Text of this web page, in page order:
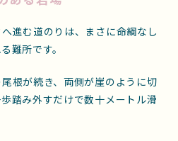
進む道のりは、まさに命綱なし
難所です。
根が続き、両側が崖のように切
踏み外すだけで数十メートル滑